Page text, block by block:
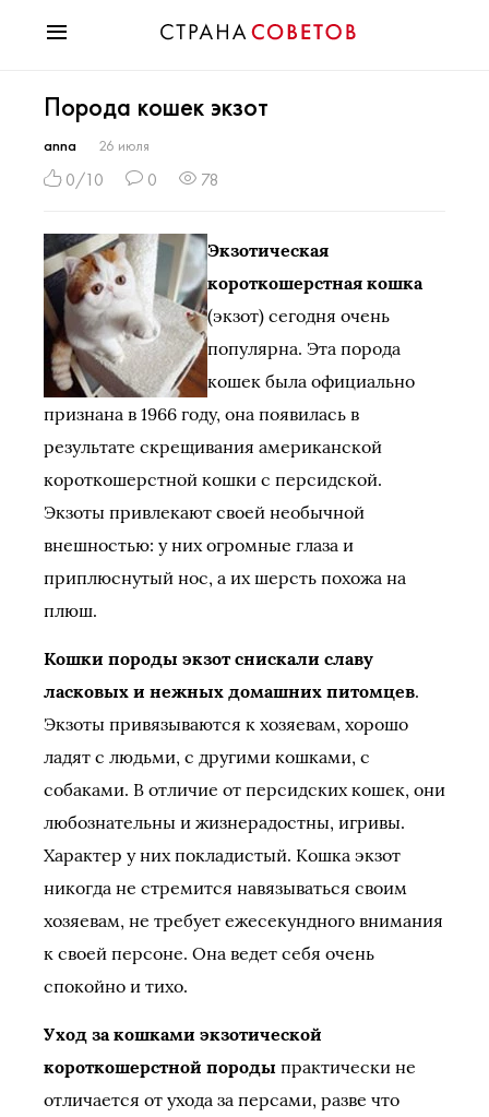
Мода
Звезды
Гороскопы
Психология
Хобби
Разное
Праздники
Порода кошек экзот
anna 26 июля
0/10 0 78
Экзотическая
короткошерстная кошка
(экзот) сегодня очень
популярна. Эта порода
кошек была официально
признана в 1966 году, она появилась в
результате скрещивания американской
короткошерстной кошки с персидской.
Экзоты привлекают своей необычной
внешностью: у них огромные глаза и
приплюснутый нос, а их шерсть похожа на
плюш.
Кошки породы экзот снискали славу
ласковых и нежных домашних питомцев.
Экзоты привязываются к хозяевам, хорошо
ладят с людьми, с другими кошками, с
собаками. В отличие от персидских кошек, они
любознательны и жизнерадостны, игривы.
Характер у них покладистый. Кошка экзот
никогда не стремится навязываться своим
хозяевам, не требует ежесекундного внимания
к своей персоне. Она ведет себя очень
спокойно и тихо.
Уход за кошками экзотической
короткошерстной породы практически не
отличается от ухода за персами, разве что